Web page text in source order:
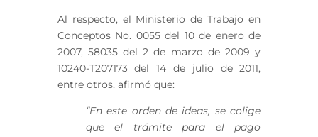
Al respecto, el Ministerio de Trabajo en
Conceptos No. 0055 del 10 de enero de
2007, 58035 del 2 de marzo de 2009 y
10240-T207173 del 14 de julio de 2011,
entre otros, afirmó que:
“En este orden de ideas, se colige
que el trámite para el pago